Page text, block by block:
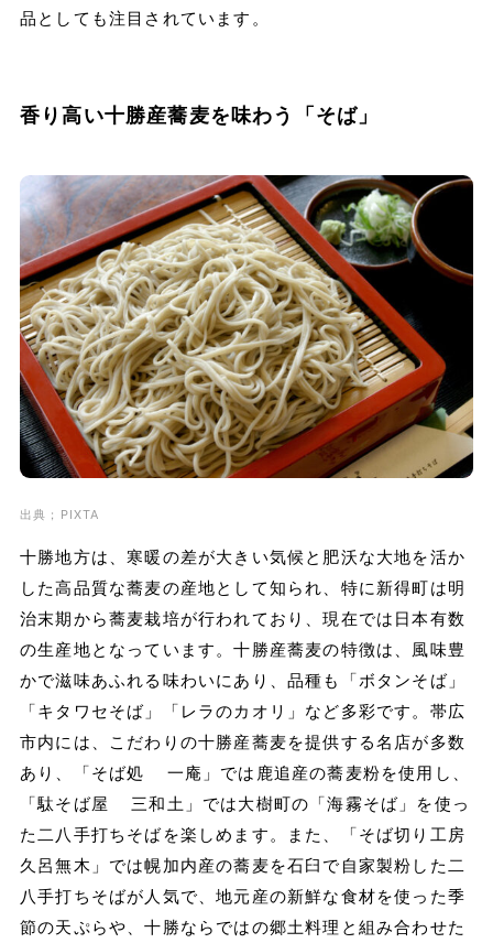
品としても注目されています。
香り高い十勝産蕎麦を味わう「そば」
出典；PIXTA
十勝地方は、寒暖の差が大きい気候と肥沃な大地を活か
した高品質な蕎麦の産地として知られ、特に新得町は明
治末期から蕎麦栽培が行われており、現在では日本有数
の生産地となっています。十勝産蕎麦の特徴は、風味豊
かで滋味あふれる味わいにあり、品種も「ボタンそば」
「キタワセそば」「レラのカオリ」など多彩です。帯広
市内には、こだわりの十勝産蕎麦を提供する名店が多数
あり、「そば処 一庵」では鹿追産の蕎麦粉を使用し、
「駄そば屋 三和土」では大樹町の「海霧そば」を使っ
た二八手打ちそばを楽しめます。また、「そば切り工房
久呂無木」では幌加内産の蕎麦を石臼で自家製粉した二
八手打ちそばが人気で、地元産の新鮮な食材を使った季
節の天ぷらや、十勝ならではの郷土料理と組み合わせた